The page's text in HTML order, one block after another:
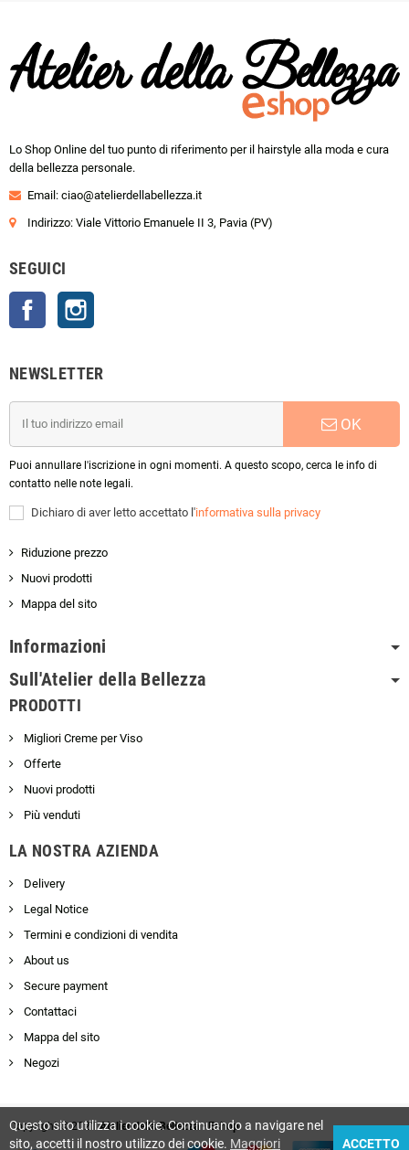
Lo Shop Online del tuo punto di riferimento per il hairstyle alla moda e cura
della bellezza personale.
Email: ciao@atelierdellabellezza.it
Indirizzo: Viale Vittorio Emanuele II 3, Pavia (PV)
SEGUICI
Facebook
NEWSLETTER
OK
Puoi annullare l'iscrizione in ogni momenti. A questo scopo, cerca le info di
contatto nelle note legali.
Dichiaro di aver letto accettato l'informativa sulla privacy
Riduzione prezzo
Nuovi prodotti
Mappa del sito
Informazioni
Sull'Atelier della Bellezza
PRODOTTI
Migliori Creme per Viso
Offerte
Nuovi prodotti
Più venduti
LA NOSTRA AZIENDA
Delivery
Legal Notice
Termini e condizioni di vendita
About us
Secure payment
Contattaci
Mappa del sito
Negozi
Copyright © 2021Atelier della Bellezza • Eshop
Questo sito utilizza i cookie. Continuando a navigare nel
sito, accetti il nostro utilizzo dei cookie. Maggiori ACCETTO